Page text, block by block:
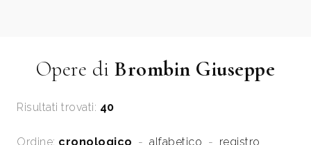
Opere diBrombin Giuseppe
Risultati trovati: 40
Ordine: cronologico - alfabetico - registro